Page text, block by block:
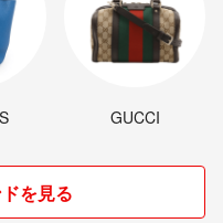
GUCCI
を見る